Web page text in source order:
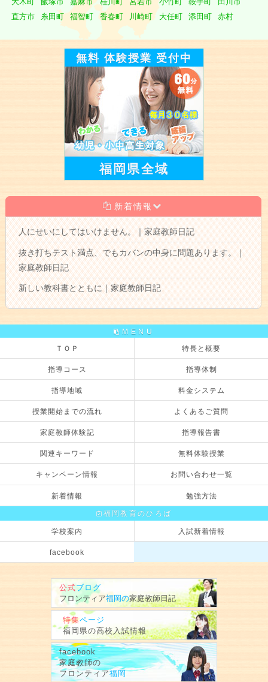
直方市
糸田町 福智町 香春町 川崎町 大任町 添田町 赤村
無料 体験授業 受付中
福岡県全域
新着情報
人にせいにしてはいけません。｜家庭教師日記
抜き打ちテスト満点、でもカバンの中身に問題あります。｜
家庭教師日記
新しい教科書とともに｜家庭教師日記
MENU
ＴＯＰ 特長と概要
指導コース 指導体制
指導地域 料金システム
授業開始までの流れ よくあるご質問
家庭教師体験記 指導報告書
関連キーワード 無料体験授業
キャンペーン情報 お問い合わせ一覧
新着情報 勉強方法
福岡教育のひろば
学校案内 入試新着情報
facebook
公式ブログ
フロンティア福岡の家庭教師日記
特集ページ
福岡県の高校入試情報
facebook
家庭教師の
フロンティア福岡